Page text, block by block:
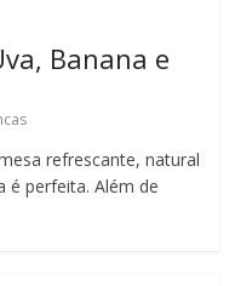
Banana e
refrescante, natural
é perfeita. Além de